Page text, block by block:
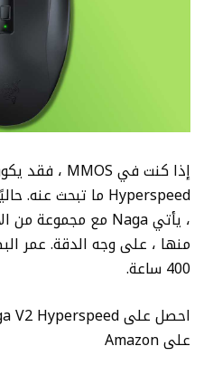
منها ، على وجه الدقة. عمر
400 ساعة.
على Amazon